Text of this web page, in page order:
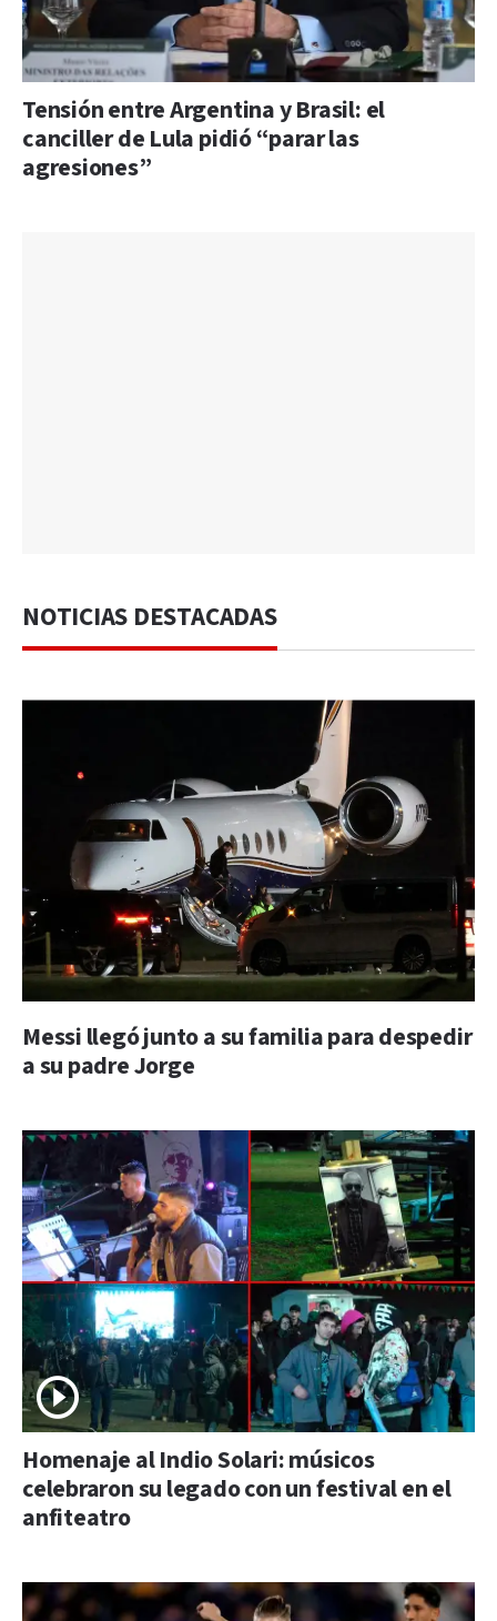
Tensión entre Argentina y Brasil: el
canciller de Lula pidió “parar las
agresiones”
NOTICIAS DESTACADAS
Messi llegó junto a su familia para despedir
a su padre Jorge
Homenaje al Indio Solari: músicos
celebraron su legado con un festival en el
anfiteatro